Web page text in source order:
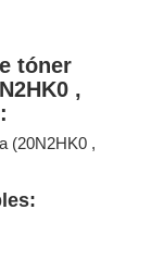
tóner
,
(20N2HK0 ,